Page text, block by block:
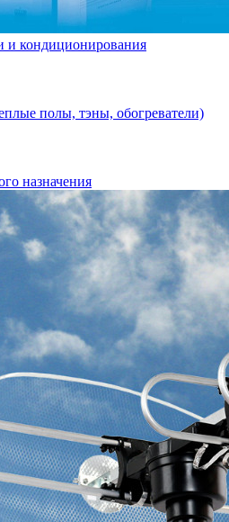
и кондиционирования
полы, тэны, обогреватели)
назначения